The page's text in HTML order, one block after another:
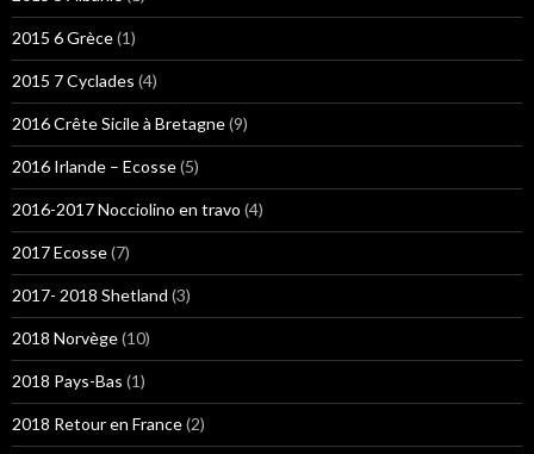
2015 6 Grèce(1)
2015 7 Cyclades (4)
2016 Crête Sicile à Bretagne(9)
2016 Irlande – Ecosse(5)
2016-2017 Nocciolino en travo (4)
2017 Ecosse(7)
2017- 2018 Shetland (3)
2018 Norvège(10)
2018 Pays-Bas (1)
2018 Retour en France(2)